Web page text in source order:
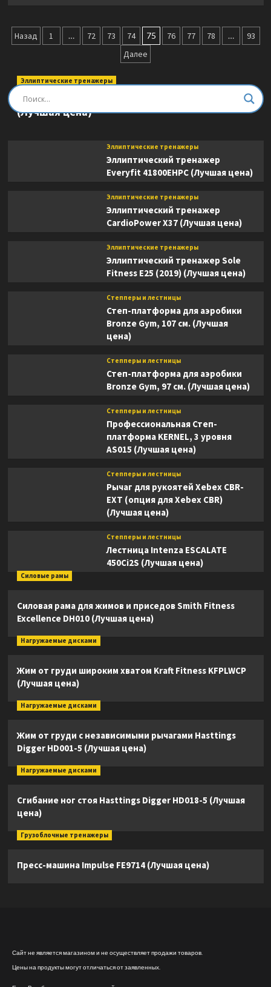
велотренажер
Matrix
(Лучшая
Пагинация
Назад 1 … 72 73 74 75 76 77 78 …
93
Далее
Эллиптические тренажеры
Эллиптический тренажер DFC E8745T
(Лучшая цена)
Эллиптические тренажеры
Эллиптический тренажер
Everyfit 41800EHPC (Лучшая цена)
Эллиптические тренажеры
Эллиптический тренажер
CardioPower X37 (Лучшая цена)
Эллиптические тренажеры
Эллиптический тренажер Sole
Fitness E25 (2019) (Лучшая цена)
Степперы и лестницы
Степ-платформа для аэробики
Bronze Gym, 107 см. (Лучшая
цена)
Степперы и лестницы
Степ-платформа для аэробики
Bronze Gym, 97 см. (Лучшая цена)
Степперы и лестницы
Профессиональная Степ-
платформа KERNEL, 3 уровня
AS015 (Лучшая цена)
Степперы и лестницы
Рычаг для рукоятей Xebex CBR-
EXT (опция для Xebex CBR)
(Лучшая цена)
Степперы и лестницы
Лестница Intenza ESCALATE
450Ci2S (Лучшая цена)
Силовые рамы
Силовая рама для жимов и приседов Smith Fitness
Excellence DH010 (Лучшая цена)
Нагружаемые дисками
Жим от груди широким хватом Kraft Fitness KFPLWCP
(Лучшая цена)
Нагружаемые дисками
Жим от груди с независимыми рычагами Hasttings
Digger HD001-5 (Лучшая цена)
Нагружаемые дисками
Сгибание ног стоя Hasttings Digger HD018-5 (Лучшая
цена)
Грузоблочные тренажеры
Пресс-машина Impulse FE9714 (Лучшая цена)
Сайт не является магазином и не осуществляет продажи товаров.
Цены на продукты могут отличаться от заявленных.